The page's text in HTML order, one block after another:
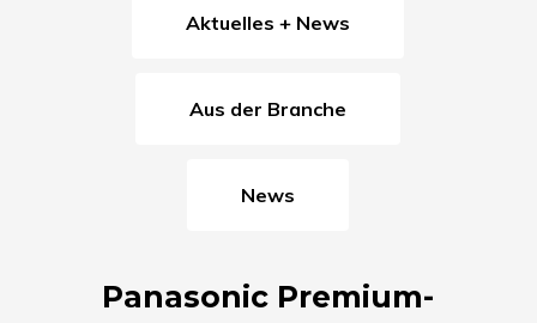
Aktuelles + News
Aus der Branche
News
Panasonic Premium-